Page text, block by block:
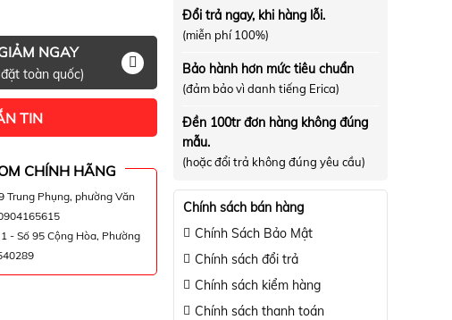
NGAY
toàn quốc)
TIN
CHÍNH HÃNG
Trung Phụng, phường Văn
- Số 95 Cộng Hòa, Phường
Đổi trả ngay, khi hàng lỗi.
(miễn phí 100%)
Bảo hành hơn mức tiêu chuẩn
(đảm bảo vì danh tiếng Erica)
Đền 100tr đơn hàng không đúng
mẫu.
(hoặc đổi trả không đúng yêu cầu)
Chính sách bán hàng
Chính Sách Bảo Mật
Chính sách đổi trả
Chính sách kiểm hàng
Chính sách thanh toán